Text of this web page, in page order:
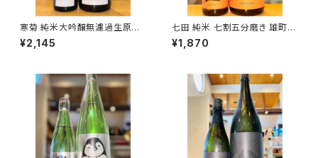
寒菊 純米大吟醸無濾過生原酒
雄町50 True White 720ml
１本（寒菊銘醸・千葉県山武市松
¥2,145
七田 純米 七割五分磨き 雄町
無濾過生 720ml１本（天山酒
造・佐賀県小城市小城町）
¥1,870